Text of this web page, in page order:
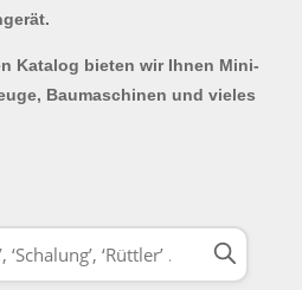
Katalog bieten wir Ihnen Mini-
Baumaschinen und vieles